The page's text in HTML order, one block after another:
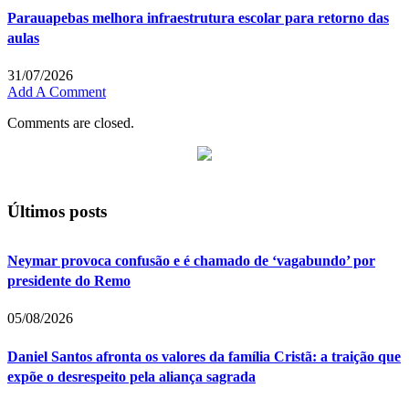
Parauapebas melhora infraestrutura escolar para retorno das
aulas
31/07/2026
Add A Comment
Comments are closed.
Últimos posts
Neymar provoca confusão e é chamado de ‘vagabundo’ por
presidente do Remo
05/08/2026
Daniel Santos afronta os valores da família Cristã: a traição que
expõe o desrespeito pela aliança sagrada